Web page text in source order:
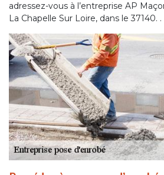
adressez-vous à l’entreprise AP
La Chapelle Sur Loire, dans le 37140. .